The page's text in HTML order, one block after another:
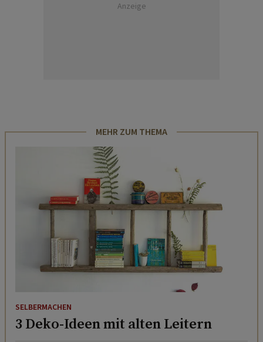
Anzeige
MEHR ZUM THEMA
SELBERMACHEN
3 Deko-Ideen mit alten Leitern